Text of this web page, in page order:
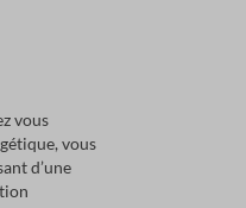
et
est
normes
via M-
vous
vous
d’une